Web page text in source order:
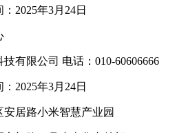
2025年3月24日
有限公司 电话：010-60606666
2025年3月24日
居路小米智慧产业园